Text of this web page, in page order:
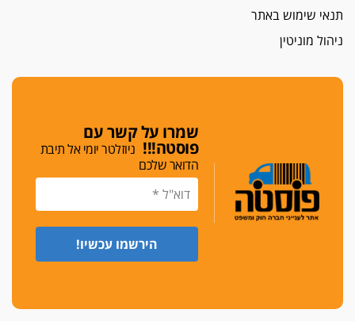
תנאי שימוש באתר
ניהול מוניטין
שמרו על קשר עם
פוסטה!!! ניוזלטר יומי אל תיבת
הדואר שלכם